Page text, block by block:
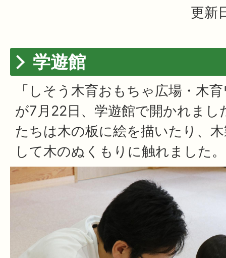
更新
学遊館
「しそう木育おもちゃ広場・木
が7月22日、学遊館で開かれまし
たちは木の板に絵を描いたり、
して木のぬくもりに触れました。